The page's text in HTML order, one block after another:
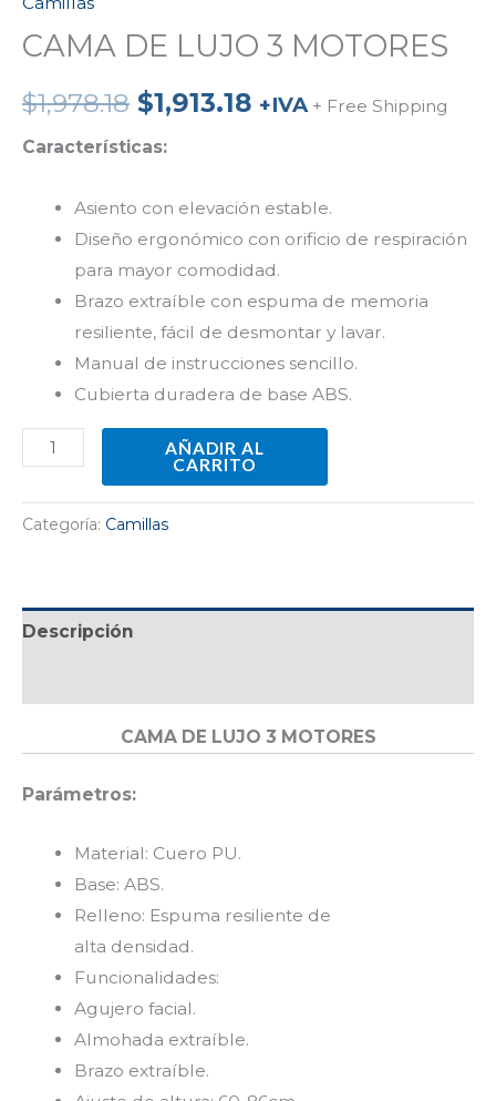
CAMA DE LUJO 3 MOTORES
$1,978.18 $1,913.18 +IVA + Free Shipping
Características:
Asiento con elevación estable.
Diseño ergonómico con orificio de respiración
para mayor comodidad.
Brazo extraíble con espuma de memoria
resiliente, fácil de desmontar y lavar.
Manual de instrucciones sencillo.
Cubierta duradera de base ABS.
AÑADIR AL
CARRITO
Categoría: Camillas
Descripción
CAMA DE LUJO 3 MOTORES
Parámetros:
Material: Cuero PU.
Base: ABS.
Relleno: Espuma resiliente de
alta densidad.
Funcionalidades:
Agujero facial.
Almohada extraíble.
Brazo extraíble.